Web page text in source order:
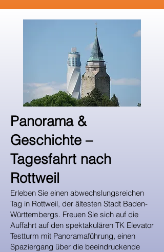
Panorama &
Geschichte –
Tagesfahrt nach
Rottweil
Erleben Sie einen abwechslungsreichen
Tag in Rottweil, der ältesten Stadt Baden-
Württembergs. Freuen Sie sich auf die
Auffahrt auf den spektakulären TK Elevator
Testturm mit Panoramaführung, einen
Spaziergang über die beeindruckende